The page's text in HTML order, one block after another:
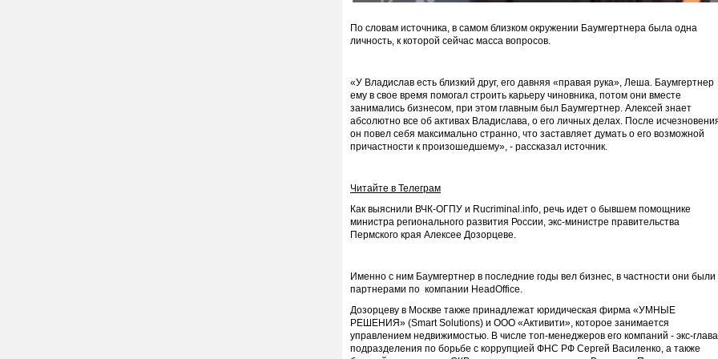
По словам источника, в самом близком окружении Баумгертнера была одна
личность, к которой сейчас масса вопросов.
«У Владислав есть близкий друг, его давняя «правая рука», Леша. Баумгертнер
ему в свое время помогал строить карьеру чиновника, потом они вместе
занимались бизнесом, при этом главным был Баумгертнер. Алексей знает
абсолютно все об активах Владислава, о его личных делах. После
он повел себя максимально странно, что заставляет думать о его возможной
причастности к произошедшему», - рассказал источник.
Читайте в Телеграм
Как выяснили ВЧК-ОГПУ и Rucriminal.info, речь идет о бывшем помощнике
министра регионального развития России, экс-министре правительства
Пермского края Алексее Дозорцеве.
Именно с ним Баумгертнер в последние годы вел бизнес, в частности они были
партнерами по компании HeadOffice.
Дозорцеву в Москве также принадлежат юридическая фирма «УМНЫЕ
РЕШЕНИЯ» (Smart Solutions) и ООО «Активити», которое занимается
управлением недвижимостью. В числе топ-менеджеров его компаний - экс-глава
подразделения по борьбе с коррупцией ФНС РФ Сергей Василенко, а также